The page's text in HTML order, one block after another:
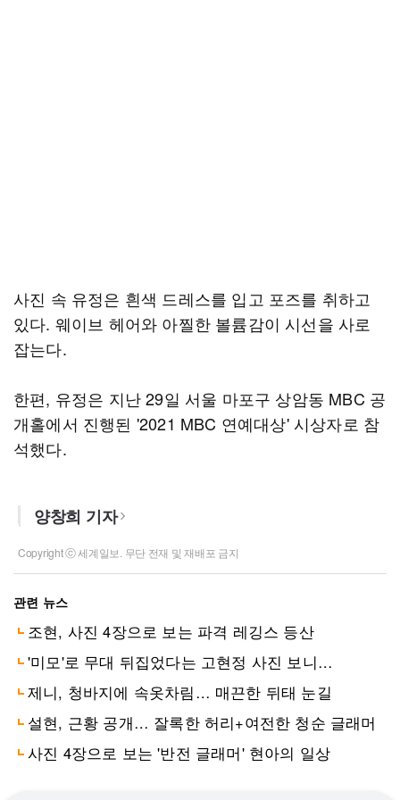
사진 속 유정은 흰색 드레스를 입고 포즈를 취하고
있다. 웨이브 헤어와 아찔한 볼륨감이 시선을 사로
잡는다.
한편, 유정은 지난 29일 서울 마포구 상암동 MBC 공
개홀에서 진행된 '2021 MBC 연예대상' 시상자로 참
석했다.
양창희 기자
Copyright ⓒ 세계일보. 무단 전재 및 재배포 금지
관련 뉴스
조현, 사진 4장으로 보는 파격 레깅스 등산
'미모'로 무대 뒤집었다는 고현정 사진 보니…
제니, 청바지에 속옷차림… 매끈한 뒤태 눈길
설현, 근황 공개… 잘록한 허리+여전한 청순 글래머
사진 4장으로 보는 '반전 글래머' 현아의 일상